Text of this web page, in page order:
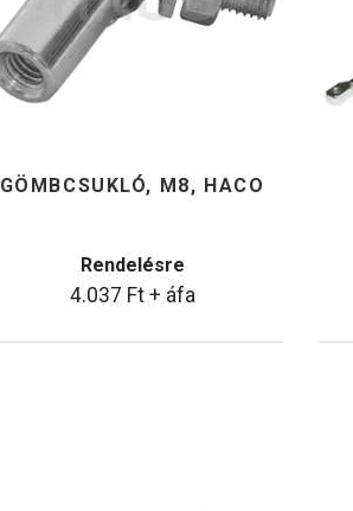
GÖMBCSUKLÓ, M8, HACO
Rendelésre
4.037 Ft+ áfa